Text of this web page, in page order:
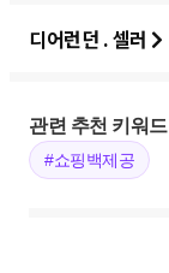
디어런던 . 셀러
관련 추천 키워드
#쇼핑백제공